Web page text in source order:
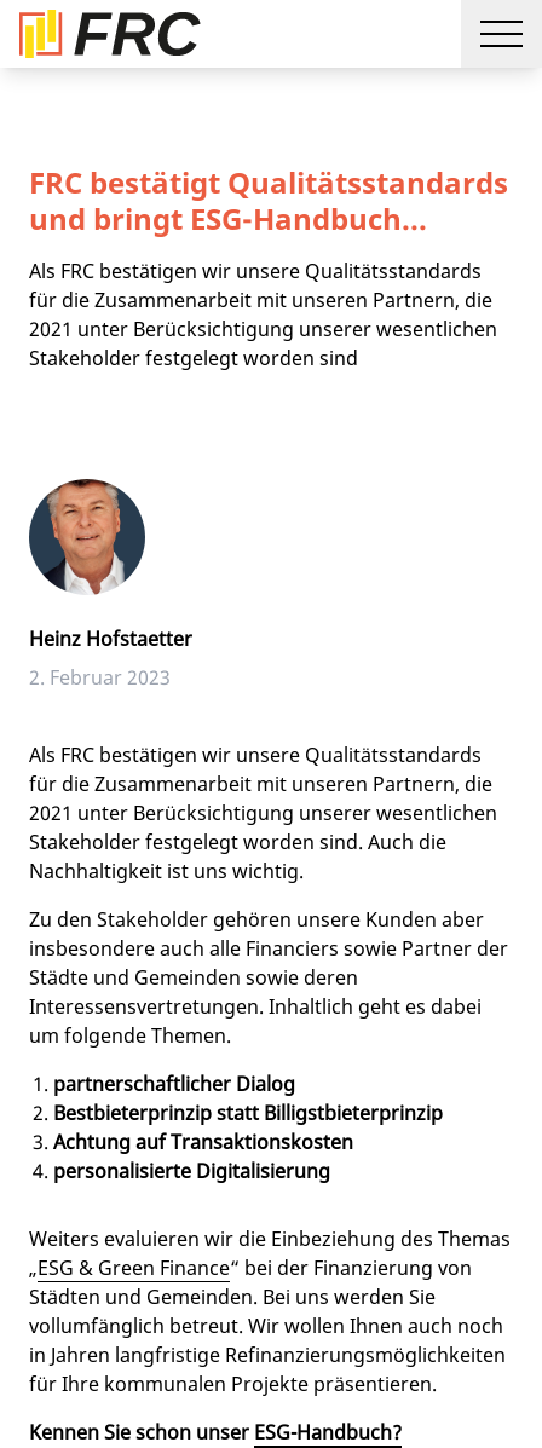
FRC bestätigt Qualitätsstandards
und bringt ESG-Handbuch...
Als FRC bestätigen wir unsere Qualitätsstandards
für die Zusammenarbeit mit unseren Partnern, die
2021 unter Berücksichtigung unserer wesentlichen
Stakeholder festgelegt worden sind
Heinz Hofstaetter
2. Februar 2023
Als FRC bestätigen wir unsere Qualitätsstandards
für die Zusammenarbeit mit unseren Partnern, die
2021 unter Berücksichtigung unserer wesentlichen
Stakeholder festgelegt worden sind. Auch die
Nachhaltigkeit ist uns wichtig.
Zu den Stakeholder gehören unsere Kunden aber
insbesondere auch alle Financiers sowie Partner der
Städte und Gemeinden sowie deren
Interessensvertretungen. Inhaltlich geht es dabei
um folgende Themen.
partnerschaftlicher Dialog
Bestbieterprinzip statt Billigstbieterprinzip
Achtung auf Transaktionskosten
personalisierte Digitalisierung
Weiters evaluieren wir die Einbeziehung des Themas
„ESG & Green Finance“ bei der Finanzierung von
Städten und Gemeinden. Bei uns werden Sie
vollumfänglich betreut. Wir wollen Ihnen auch noch
in Jahren langfristige Refinanzierungsmöglichkeiten
für Ihre kommunalen Projekte präsentieren.
Kennen Sie schon unser ESG-Handbuch?